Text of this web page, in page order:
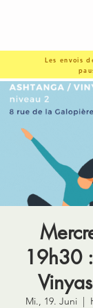
Les envois
19h30
Mi., 19. Juni
  |